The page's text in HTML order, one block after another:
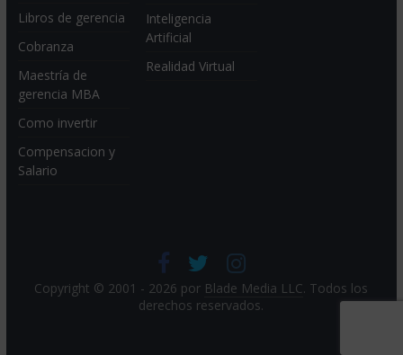
Libros de gerencia
Cobranza
Maestría de
gerencia MBA
Como invertir
Compensacion y
Salario
Inteligencia
Artificial
Realidad Virtual
Copyright © 2001 - 2026 por Blade Media LLC. Todos los
derechos reservados.